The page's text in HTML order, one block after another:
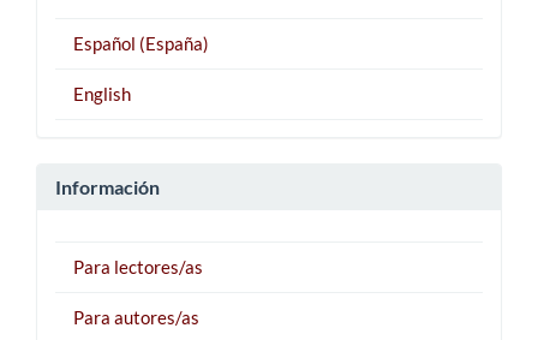
Español (España)
English
Información
Para lectores/as
Para autores/as